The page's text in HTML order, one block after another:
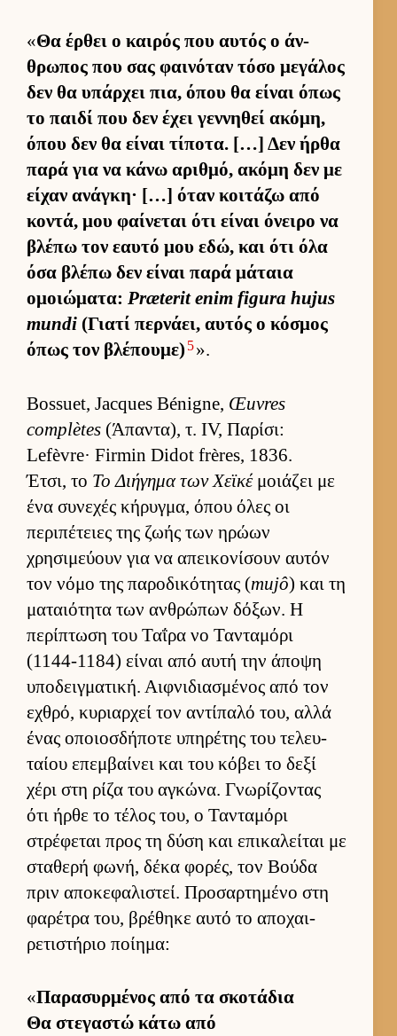
«Θα έρ­θει ο και­ρός που αυ­τός ο άν­
θρωπος που σας φαι­νόταν τόσο μεγάλος
δεν θα υπάρ­χει πια, όπου θα εί­ναι όπως
το παιδί που δεν έχει γεν­νηθεί ακόμη,
όπου δεν θα εί­ναι τίποτα. […] Δεν ήρθα
παρά για να κάνω αριθ­μό, ακόμη δεν με
εί­χαν ανάγκη· […] όταν κοι­τάζω από
κοντά, μου φαί­νεται ότι εί­ναι όνειρο να
βλέπω τον εαυτό μου εδώ, και ότι όλα
όσα βλέπω δεν εί­ναι παρά μάταια
ομοιώματα: Præterit enim figura hujus
mundi (Γιατί περ­νάει, αυ­τός ο κόσμος
όπως τον βλέπου­με) 5».
Bossuet, Jacques Bénigne, Œuvres
complètes (Άπαντα), τ. IV, Παρίσι:
Lefèvre· Firmin Didot frères, 1836.
Έτσι, το Το Διήγημα των Χεϊκέμοιάζει με
ένα συνεχές κήρυγ­μα, όπου όλες οι
περιπέτειες της ζωής των ηρώων
χρησιμεύ­ουν για να απει­κονίσουν αυ­τόν
τον νόμο της παροδικότητας (mujô) και τη
ματαιότητα των αν­θρώπων δόξων. Η
περίπτωση του Ταΐρα νο Τανταμόρι
(1144-1184) εί­ναι από αυτή την άποψη
υποδειγ­ματική. Αιφ­νιδια­σμένος από τον
εχθρό, κυριαρ­χεί τον αντίπαλό του, αλλά
ένας οποιοσ­δήποτε υπηρέτης του τελευ­
ταίου επεμ­βαί­νει και του κόβει το δεξί
χέρι στη ρίζα του αγκώνα. Γνωρίζοντας
ότι ήρθε το τέλος του, ο Τανταμόρι
στρέφεται προς τη δύση και επικαλεί­ται με
σταθερή φωνή, δέκα φορές, τον Βούδα
πριν αποκεφαλιστεί. Προσαρ­τημένο στη
φαρέτρα του, βρέθηκε αυτό το αποχαι­
ρετιστήριο ποί­ημα:
«Παρασυρ­μένος από τα σκοτάδια
Θα στεγαστώ κάτω από